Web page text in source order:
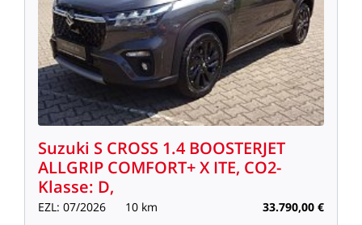
Suzuki S CROSS 1.4 BOOSTERJET
ALLGRIP COMFORT+X ITE, CO2-
Klasse: D,
EZL: 07/2026 10 km 33.790,00 €